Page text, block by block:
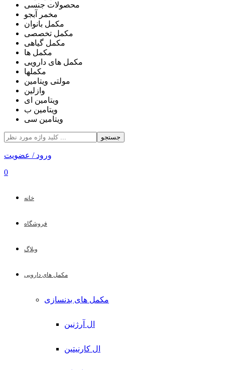
محصولات جنسی
مخمر آبجو
مکمل بانوان
مکمل تخصصی
مکمل گیاهی
مکمل ها
مکمل های دارویی
مکملها
مولتی ویتامین
وازلین
ویتامین ای
ویتامین ب
ویتامین سی
جستجو
ورود / عضویت
0
خانه
فروشگاه
وبلاگ
مکمل های دارویی
مکمل های بدنسازی
ال آرژنین
ال کارنیتین